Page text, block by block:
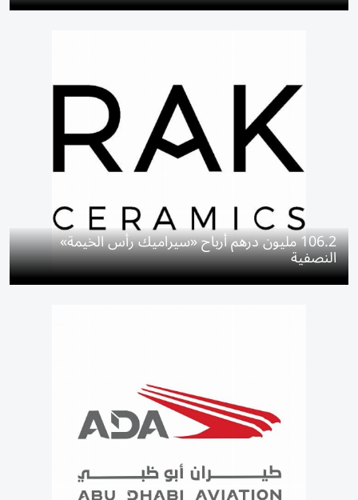
106.2 مليون درهم أرباح «سيراميك رأس الخيمة»
النصفية